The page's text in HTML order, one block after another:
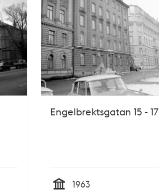
Engelbrektsgatan 15 - 17
1963